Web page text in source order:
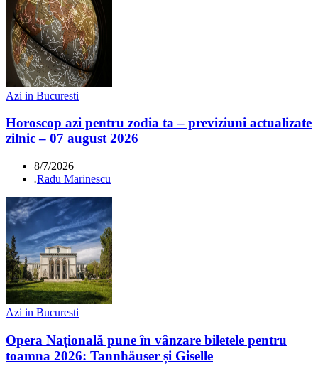
Azi in Bucuresti
Horoscop azi pentru zodia ta – previziuni actualizate
zilnic – 07 august 2026
8/7/2026
.Radu Marinescu
Azi in Bucuresti
Opera Națională pune în vânzare biletele pentru
toamna 2026: Tannhäuser și Giselle